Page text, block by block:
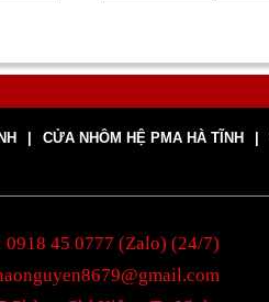
CỬA NHÔM HỆ PMA HÀ TĨNH
45 0777 (Zalo) (24/7)